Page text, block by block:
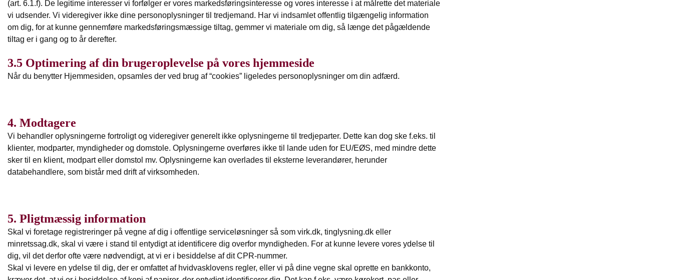
(art. 6.1.f). De legitime interesser vi forfølger er vores markedsføringsinteresse og vores interesse i at målrette det materiale
vi udsender. Vi videregiver ikke dine personoplysninger til tredjemand. Har vi indsamlet offentlig tilgængelig information
om dig, for at kunne gennemføre markedsføringsmæssige tiltag, gemmer vi materiale om dig, så længe det pågældende
tiltag er i gang og to år derefter.
3.5 Optimering af din brugeroplevelse på vores hjemmeside
Når du benytter Hjemmesiden, opsamles der ved brug af “cookies” ligeledes personoplysninger om din adfærd.
4. Modtagere
Vi behandler oplysningerne fortroligt og videregiver generelt ikke oplysningerne til tredjeparter. Dette kan dog ske f.eks. til
klienter, modparter, myndigheder og domstole. Oplysningerne overføres ikke til lande uden for EU/EØS, med mindre dette
sker til en klient, modpart eller domstol mv. Oplysningerne kan overlades til eksterne leverandører, herunder
databehandlere, som bistår med drift af virksomheden.
5. Pligtmæssig information
Skal vi foretage registreringer på vegne af dig i offentlige serviceløsninger så som virk.dk, tinglysning.dk eller
minretssag.dk, skal vi være i stand til entydigt at identificere dig overfor myndigheden. For at kunne levere vores ydelse til
dig, vil det derfor ofte være nødvendigt, at vi er i besiddelse af dit CPR-nummer.
Skal vi levere en ydelse til dig, der er omfattet af hvidvasklovens regler, eller vi på dine vegne skal oprette en bankkonto,